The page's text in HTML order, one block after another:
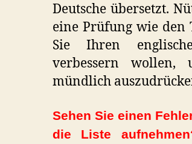
Deutsche übersetzt.
eine Prüfung wie den
Sie Ihren
verbessern
mündlich
Sehen Sie einen
die Liste